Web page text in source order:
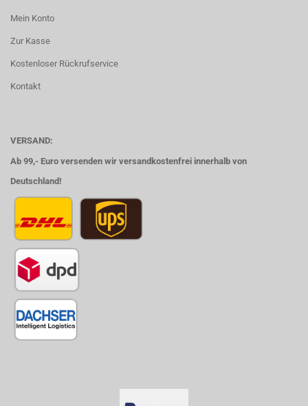
Mein Konto
Zur Kasse
Kostenloser Rückrufservice
Kontakt
VERSAND:
Ab 99,- Euro versenden wir versandkostenfrei innerhalb von
Deutschland!